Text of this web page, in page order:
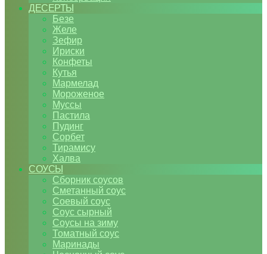
ДЕСЕРТЫ
Безе
Желе
Зефир
Ириски
Конфеты
Кутья
Мармелад
Мороженое
Муссы
Пастила
Пудинг
Сорбет
Тирамису
Халва
СОУСЫ
Сборник соусов
Сметанный соус
Соевый соус
Соус сырный
Соусы на зиму
Томатный соус
Маринады